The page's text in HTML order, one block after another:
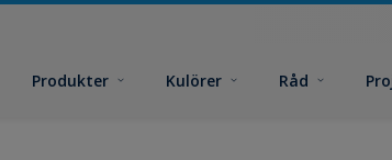
Produkter Kulörer Råd